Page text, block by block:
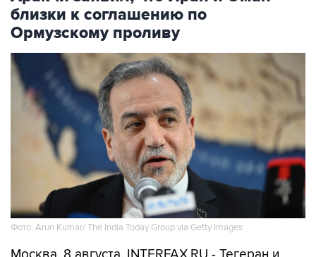
близки к соглашению по
Ормузскому проливу
Фото: Arun Kumar/ The India Today Group via Getty Images